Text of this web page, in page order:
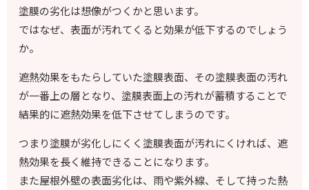
塗膜の劣化は想像がつくかと思います。
ではなぜ、表面が汚れてくると効果が低下するのでしょう
か。
遮熱効果をもたらしていた塗膜表面、その塗膜表面の汚れ
が一番上の層となり、塗膜表面上の汚れが蓄積することで
結果的に遮熱効果を低下させてしまうのです。
つまり塗膜が劣化しにくく塗膜表面が汚れにくければ、遮
熱効果を長く維持できることになります。
また屋根外壁の表面劣化は、雨や紫外線、そして持った熱